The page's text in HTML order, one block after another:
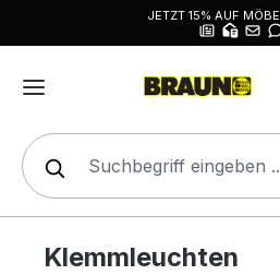
JETZT 15% AUF
Klemmleuchten